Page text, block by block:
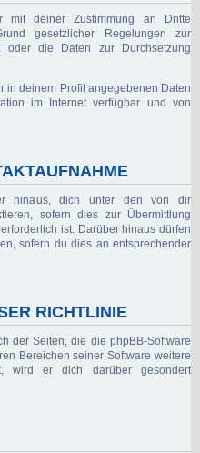
deiner Zustimmung an Dritte
gesetzlicher Regelungen zur
oder die Daten zur Durchsetzung
in deinem Profil angegebenen Daten
im Internet verfügbar und von
hinaus, dich unter den von dir
sofern dies zur Übermittlung
ist. Darüber hinaus dürfen
sofern du dies an entsprechender
RICHTLINIE
der Seiten, die die phpBB-Software
Bereichen seiner Software weitere
wird er dich darüber gesondert